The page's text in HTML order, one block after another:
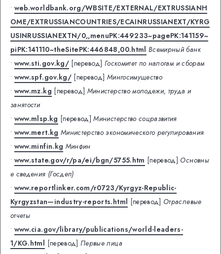
• web.worldbank.org/WBSITE/EXTERNAL/EXTRUSSIANH
OME/EXTRUSSIANCOUNTRIES/ECAINRUSSIANEXT/KYRG
USINRUSSIANEXTN/0,,menuPK:449233~pagePK:141159~
piPK:141110~theSitePK:446848,00.html Всемирный банк
• www.sti.gov.kg/ [перевод] Госкомитет по налогам и сборам
• www.spf.gov.kg/ [перевод] Мингосимущество
• www.mz.kg [перевод] Министерство молодежи, труда и
занятости
• www.mlsp.kg [перевод] Министерство соцразвития
• www.mert.kg Министерство экономического регулирования
• www.minfin.kg Минфин
• www.state.gov/r/pa/ei/bgn/5755.htm [перевод] Основны
е сведения (Госдеп)
• www.reportlinker.com/r0723/Kyrgyz-Republic-
Kyrgyzstan—industry-reports.html [перевод] Отраслевые
отчеты
• www.cia.gov/library/publications/world-leaders-
1/KG.html [перевод] Первые лица